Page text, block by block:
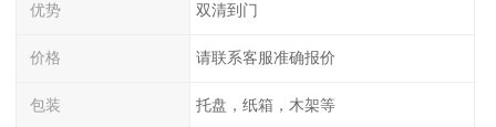
优势 双清到门
价格 请联系客服准确报价
包装 托盘，纸箱，木架等